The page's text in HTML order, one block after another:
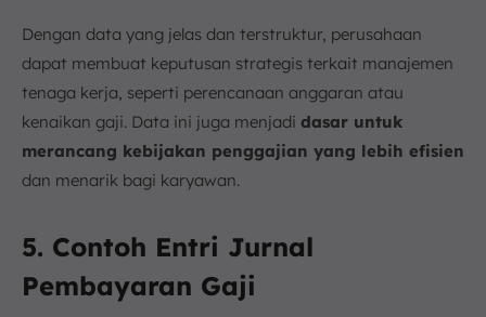
Dengan data yang jelas dan terstruktur, perusahaan
dapat membuat keputusan strategis terkait manajemen
tenaga kerja, seperti perencanaan anggaran atau
kenaikan gaji. Data ini juga menjadi dasar untuk
merancang kebijakan penggajian yang lebih efisien
dan menarik bagi karyawan.
5. Contoh Entri Jurnal
Pembayaran Gaji